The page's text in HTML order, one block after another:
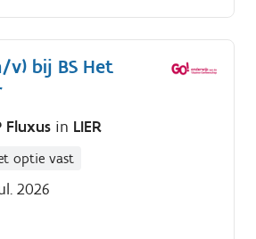
v) bij BS Het
Fluxus in LIER
optie vast
2026